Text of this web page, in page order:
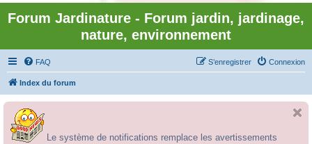
Forum Jardinature - Forum jardin, jardinage,
nature, environnement
FAQ Connexion
S’enregistrer
Index du forum
Le système de notifications remplace les avertissements